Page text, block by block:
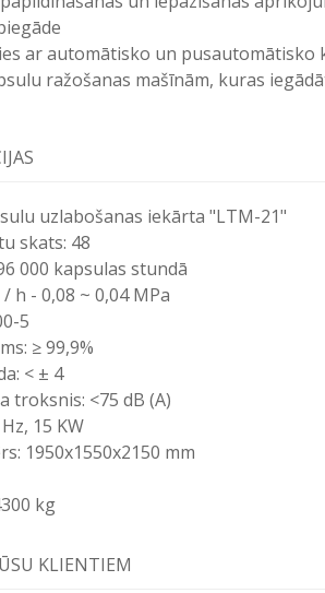
ar automātisko un
ražošanas mašīnām, kuras
uzlabošanas iekārta "LTM-21"
skats: 48
000 kapsulas stundā
h - 0,08 ~ 0,04 MPa
5
≥ 99,9%
< ± 4
troksnis: <75 dB (A)
15 KW
1950x1550x2150 mm
kg
KLIENTIEM